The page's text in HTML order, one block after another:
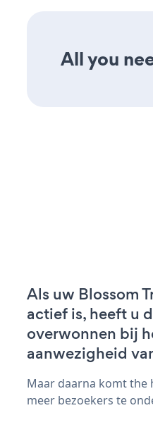
All you
Als uw Blossom
actief is, heeft u
overwonnen bij
aanwezigheid
Maar daarna komt the
meer bezoekers te